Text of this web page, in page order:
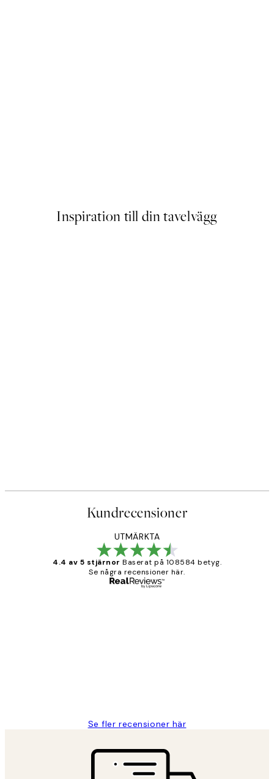
Inspiration till din tavelvägg
Kundrecensioner
UTMÄRKTA
4.4 av 5 stjärnor Baserat på 108584 betyg.
Se några recensioner här.
Se fler recensioner här